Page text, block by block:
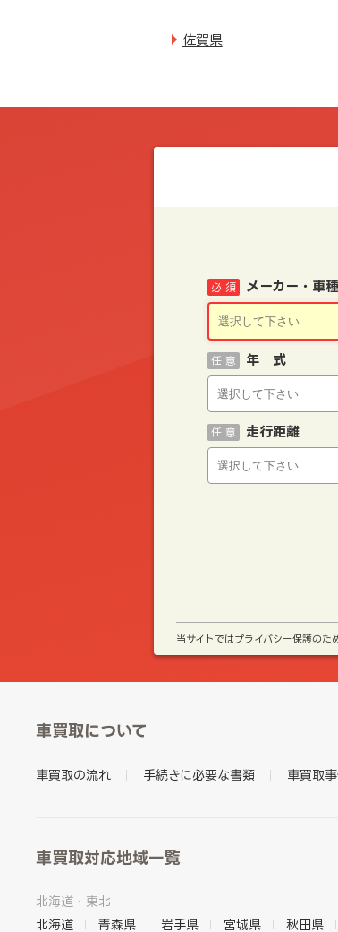
佐賀県
メーカー・車種
必 須
年 式
任 意
走行距離
任 意
当サイトではプライバシー保護のた
車買取について
車買取の流れ 手続きに必要な書類 車買取事
車買取対応地域一覧
北海道・東北
北海道
青森県 岩手県 宮城県 秋田県